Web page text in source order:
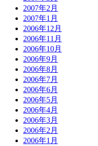
2007年2月
2007年1月
2006年12月
2006年11月
2006年10月
2006年9月
2006年8月
2006年7月
2006年6月
2006年5月
2006年4月
2006年3月
2006年2月
2006年1月